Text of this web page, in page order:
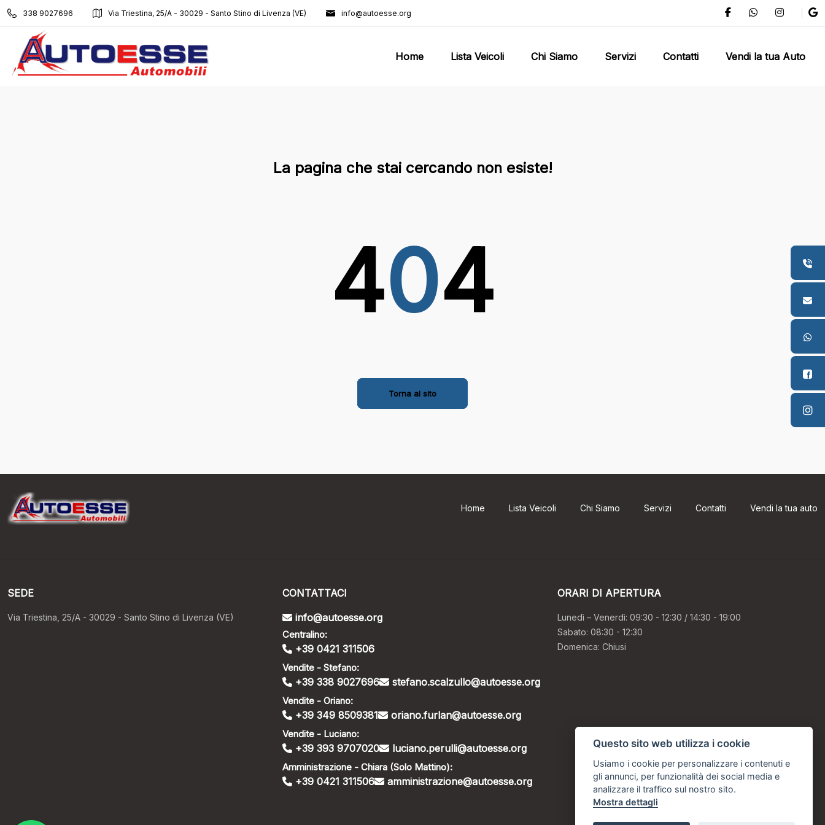
338 9027696 Via Triestina, 25/A - 30029 - Santo Stino di Livenza (VE) info@autoesse.org
Questo sito web utilizza i cookie
Usiamo i cookie per personalizzare i contenuti e
gli annunci, per funzionalità dei social media e
analizzare il traffico sul nostro sito.
Mostra dettagli
Home Lista Veicoli Chi Siamo Servizi Contatti Vendi la tua Auto
La pagina che stai cercando non esiste!
404
Torna al sito
Home Lista Veicoli Chi Siamo Servizi Contatti Vendi la tua auto
SEDE
Via Triestina, 25/A - 30029 - Santo Stino di Livenza (VE)
CONTATTACI
info@autoesse.org
Centralino:
+39 0421 311506
Vendite - Stefano:
+39 338 9027696 stefano.scalzullo@autoesse.org
Vendite - Oriano:
+39 349 8509381 oriano.furlan@autoesse.org
Vendite - Luciano:
+39 393 9707020 luciano.perulli@autoesse.org
Amministrazione - Chiara (Solo Mattino):
+39 0421 311506 amministrazione@autoesse.org
ORARI DI APERTURA
Lunedì – Venerdì: 09:30 - 12:30 / 14:30 - 19:00
Sabato: 08:30 - 12:30
Domenica: Chiusi